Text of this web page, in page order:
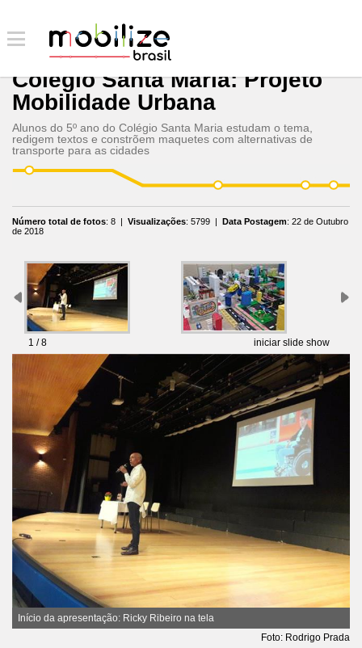
Colégio Santa Maria: Projeto
Mobilidade Urbana
Alunos do 5º ano do Colégio Santa Maria estudam o tema,
redigem textos e constrõem maquetes com alternativas de
transporte para as cidades
Número total de fotos: 8 | Visualizações: 5799 | Data Postagem: 22 de Outubro
de 2018
1 / 8 iniciar slide show
Início da apresentação: Ricky Ribeiro na tela
Foto: Rodrigo Prada